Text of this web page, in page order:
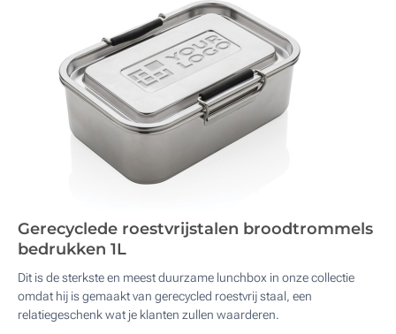
Gerecyclede roestvrijstalen broodtrommels
bedrukken 1L
Dit is de sterkste en meest duurzame lunchbox in onze collectie
omdat hij is gemaakt van gerecycled roestvrij staal, een
relatiegeschenk wat je klanten zullen waarderen.